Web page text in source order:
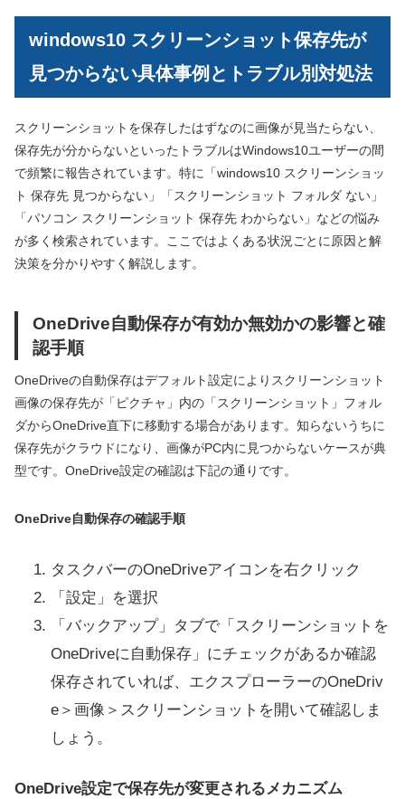
windows10 スクリーンショット保存先が
見つからない具体事例とトラブル別対処法
スクリーンショットを保存したはずなのに画像が見当たらない、
保存先が分からないといったトラブルはWindows10ユーザーの間
で頻繁に報告されています。特に「windows10 スクリーンショッ
ト 保存先 見つからない」「スクリーンショット フォルダ ない」
「パソコン スクリーンショット 保存先 わからない」などの悩み
が多く検索されています。ここではよくある状況ごとに原因と解
決策を分かりやすく解説します。
OneDrive自動保存が有効か無効かの影響と確
認手順
OneDriveの自動保存はデフォルト設定によりスクリーンショット
画像の保存先が「ピクチャ」内の「スクリーンショット」フォル
ダからOneDrive直下に移動する場合があります。知らないうちに
保存先がクラウドになり、画像がPC内に見つからないケースが典
型です。OneDrive設定の確認は下記の通りです。
OneDrive自動保存の確認手順
タスクバーのOneDriveアイコンを右クリック
「設定」を選択
「バックアップ」タブで「スクリーンショットを
OneDriveに自動保存」にチェックがあるか確認
保存されていれば、エクスプローラーのOneDriv
e＞画像＞スクリーンショットを開いて確認しま
しょう。
OneDrive設定で保存先が変更されるメカニズム